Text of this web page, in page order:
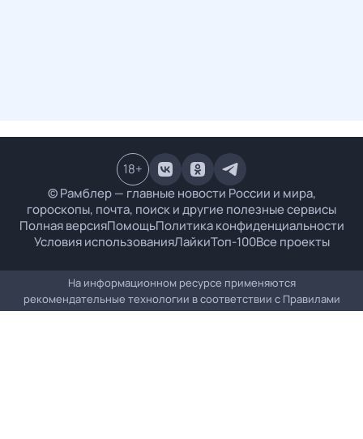
© Рамблер — главные новости России и мира,
гороскопы, почта, поиск и другие полезные сервисы
Полная версияПомощьПолитика конфиденциальности
Условия использованияЛайкиТоп-100Все проекты
18+
На информационном ресурсе применяются
рекомендательные технологии в соответствии с Правилами